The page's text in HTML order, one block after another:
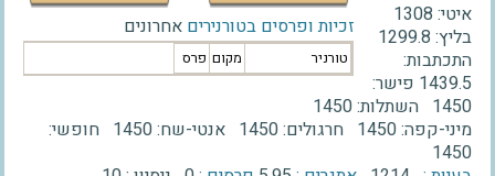
זכיות ופרסים בטורנירים אחרונים
טורניר מקום פרס
איטי: 1308
בליץ: 1299.8
התכתבות:
1439.5 פישר:
1450 השתלות:1450
מיני-קפה:1450 חרגולים:1450 אנטי-שח:1450 חופשי:
1450